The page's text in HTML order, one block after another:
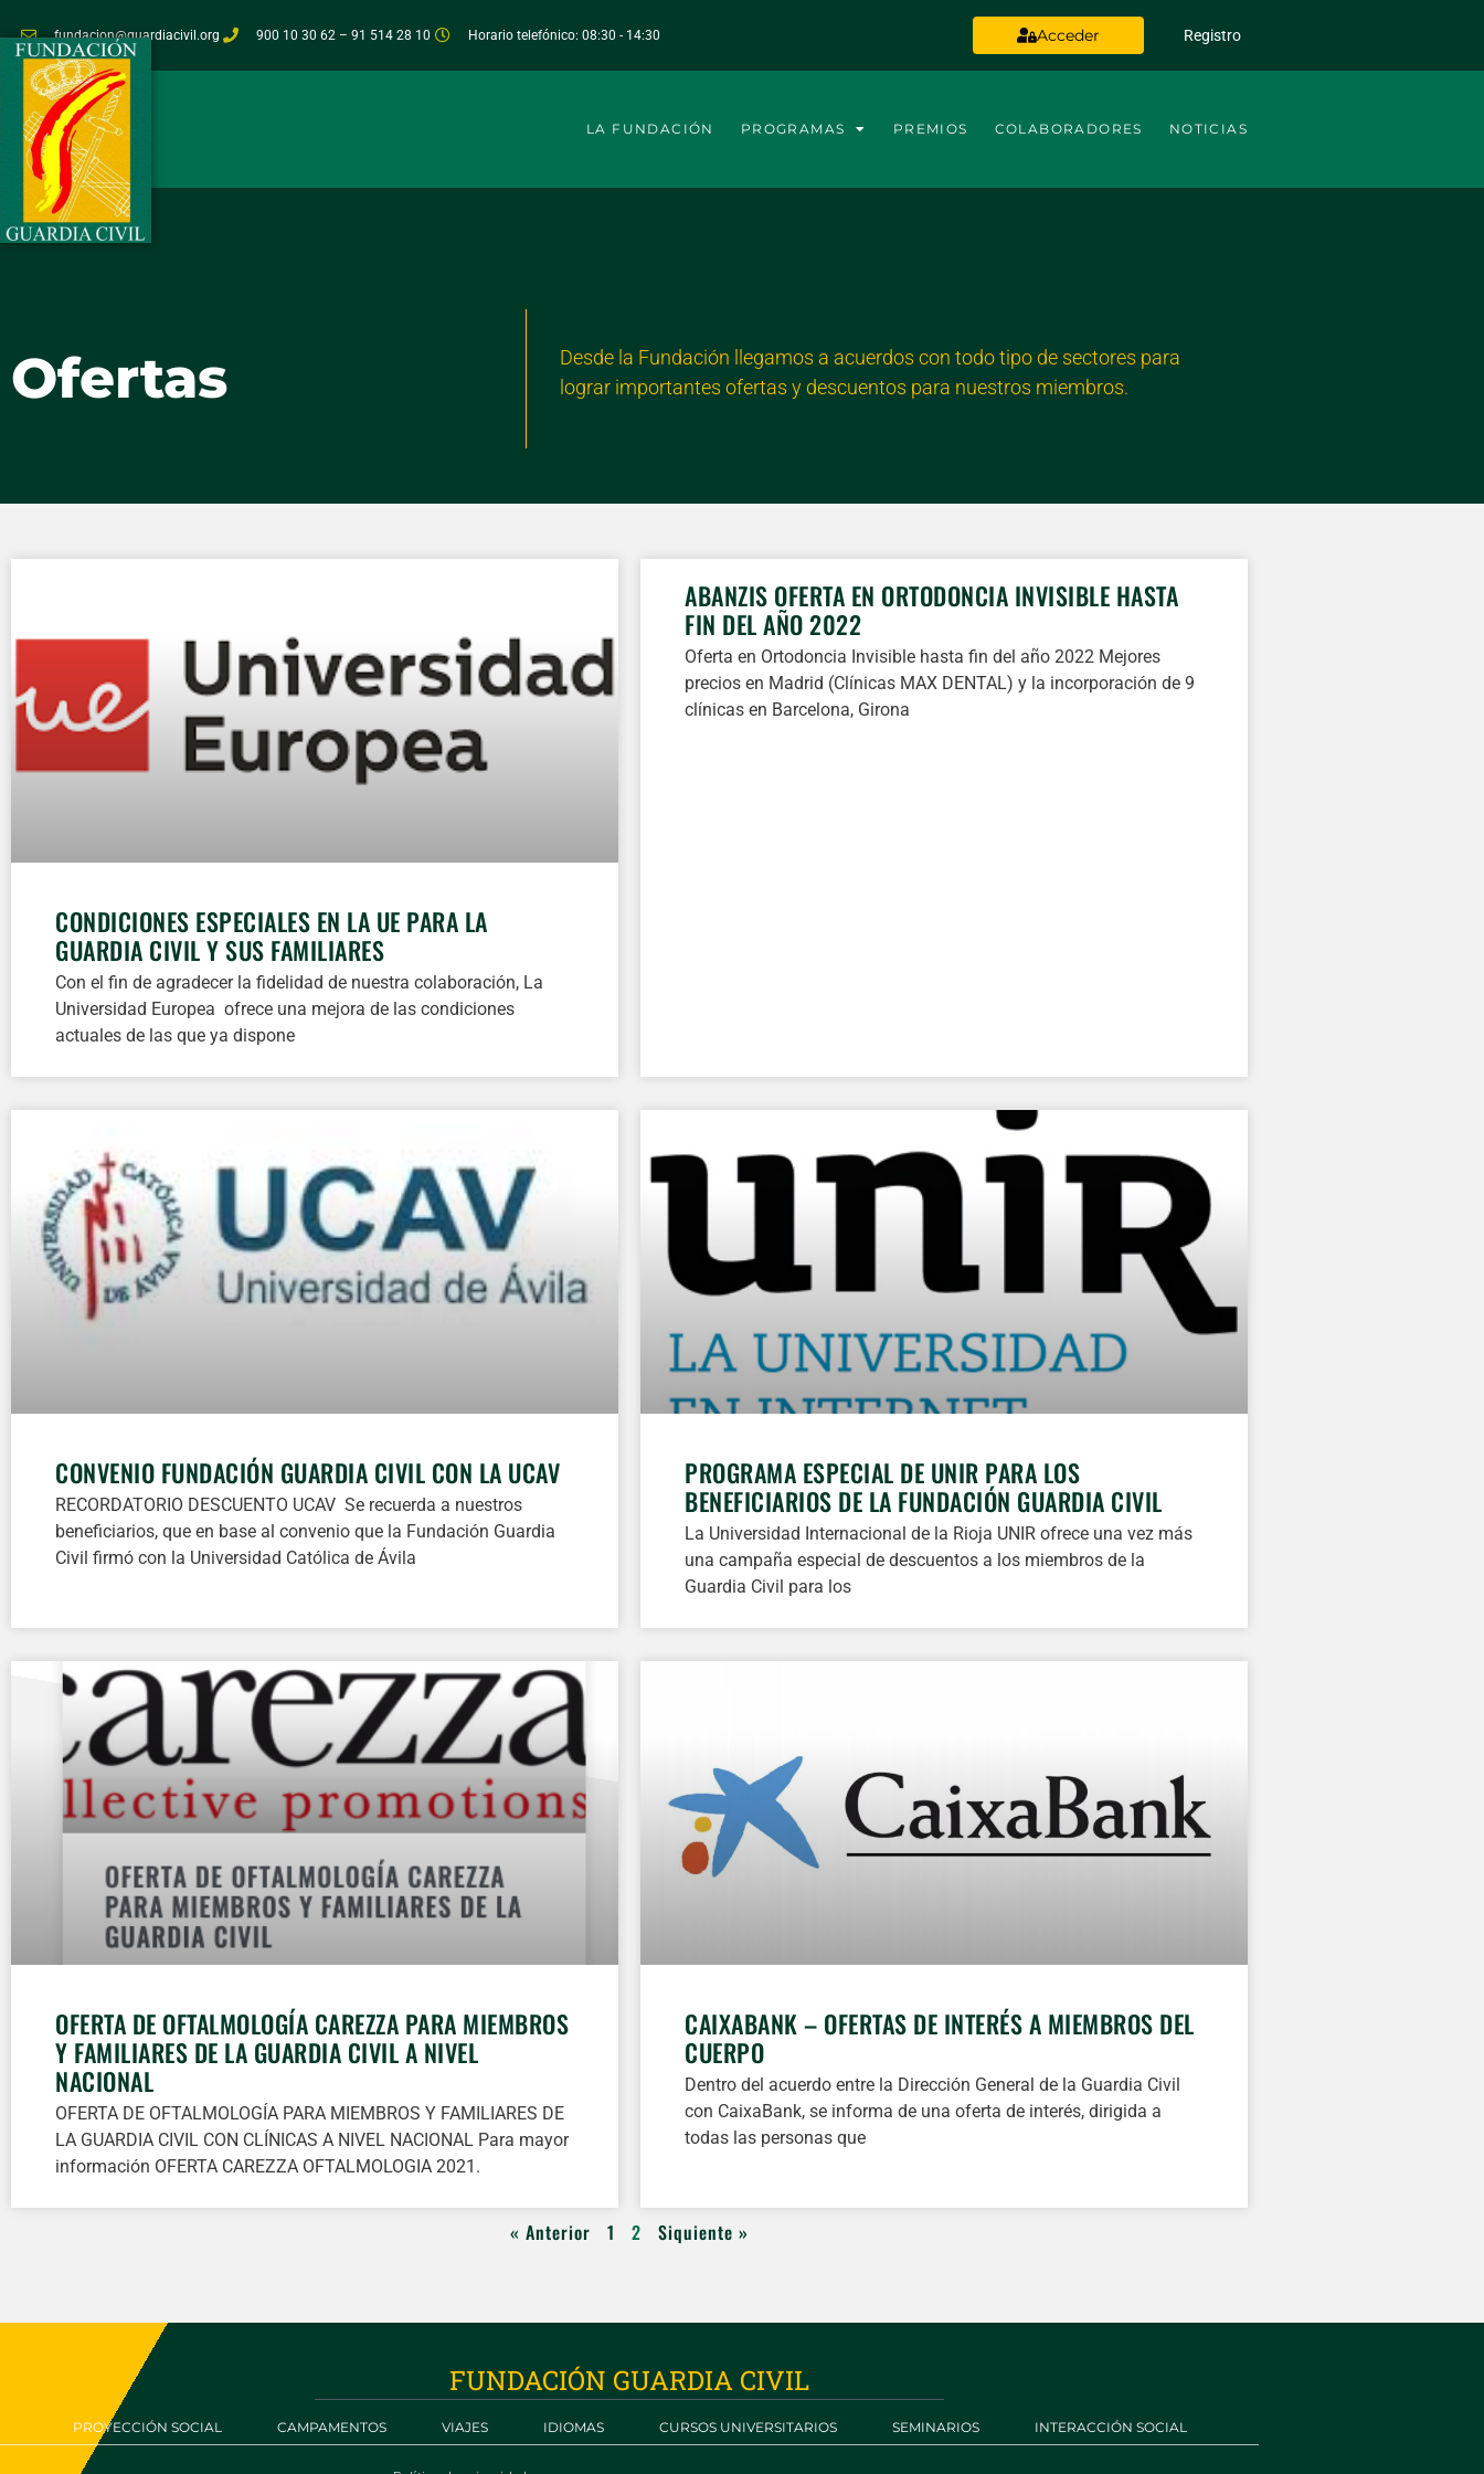
fundacion@guardiacivil.org 900 10 30 62 – 91 514 28 10 Horario telefónico: 08:30 - 14:30 Acceder Registro
LA FUNDACIÓN PROGRAMAS PREMIOS COLABORADORES NOTICIAS
Ofertas
Desde la Fundación llegamos a acuerdos con todo tipo de sectores para
lograr importantes ofertas y descuentos para nuestros miembros.
CONDICIONES ESPECIALES EN LA UE PARA LA
GUARDIA CIVIL Y SUS FAMILIARES
Con el fin de agradecer la fidelidad de nuestra colaboración, La
Universidad Europea ofrece una mejora de las condiciones
actuales de las que ya dispone
ABANZIS OFERTA EN ORTODONCIA INVISIBLE HASTA
FIN DEL AÑO 2022
Oferta en Ortodoncia Invisible hasta fin del año 2022 Mejores
precios en Madrid (Clínicas MAX DENTAL) y la incorporación de 9
clínicas en Barcelona, Girona
CONVENIO FUNDACIÓN GUARDIA CIVIL CON LA UCAV
RECORDATORIO DESCUENTO UCAV Se recuerda a nuestros
beneficiarios, que en base al convenio que la Fundación Guardia
Civil firmó con la Universidad Católica de Ávila
PROGRAMA ESPECIAL DE UNIR PARA LOS
BENEFICIARIOS DE LA FUNDACIÓN GUARDIA CIVIL
La Universidad Internacional de la Rioja UNIR ofrece una vez más
una campaña especial de descuentos a los miembros de la
Guardia Civil para los
OFERTA DE OFTALMOLOGÍA CAREZZA PARA MIEMBROS
Y FAMILIARES DE LA GUARDIA CIVIL A NIVEL
NACIONAL
OFERTA DE OFTALMOLOGÍA PARA MIEMBROS Y FAMILIARES DE
LA GUARDIA CIVIL CON CLÍNICAS A NIVEL NACIONAL Para mayor
información OFERTA CAREZZA OFTALMOLOGIA 2021.
CAIXABANK – OFERTAS DE INTERÉS A MIEMBROS DEL
CUERPO
Dentro del acuerdo entre la Dirección General de la Guardia Civil
con CaixaBank, se informa de una oferta de interés, dirigida a
todas las personas que
« Anterior 1 2 Siquiente »
FUNDACIÓN GUARDIA CIVIL
PROYECCIÓN SOCIAL CAMPAMENTOS VIAJES IDIOMAS CURSOS UNIVERSITARIOS SEMINARIOS INTERACCIÓN SOCIAL